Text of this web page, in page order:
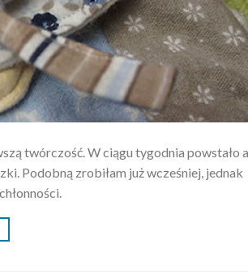
twórczość. W ciągu tygodnia powstało
Podobną zrobiłam już wcześniej, jednak